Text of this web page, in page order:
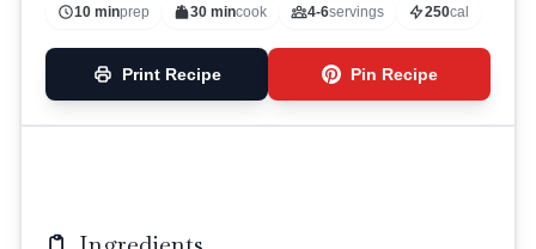
10 minprep 30 mincook 4-6servings 250cal
Print Recipe Pin Recipe